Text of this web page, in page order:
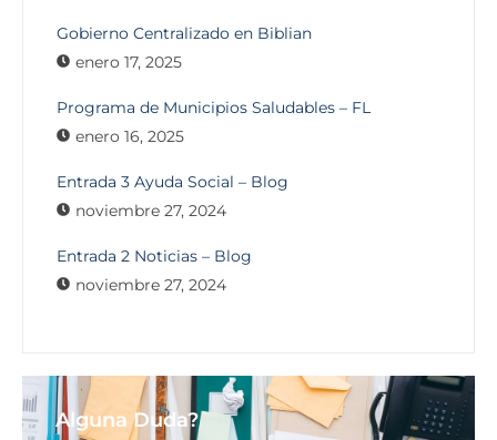
Gobierno Centralizado en Biblian
enero 17, 2025
Programa de Municipios Saludables – FL
enero 16, 2025
Entrada 3 Ayuda Social – Blog
noviembre 27, 2024
Entrada 2 Noticias – Blog
noviembre 27, 2024
Alguna Duda?